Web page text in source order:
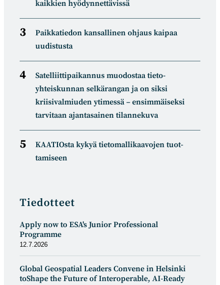
kaikkien hyödynnettävissä
Paikkatiedon kansallinen ohjaus kaipaa
uudistusta
Satelliitti­paikannus muodostaa tieto­
yhteiskunnan selkä­rangan ja on siksi
kriisivalmiuden ytimessä – ensimmäiseksi
tarvitaan ajantasainen tilannekuva
KAATIOsta kykyä tietomal­likaa­vojen tuot­
tamiseen
Tiedotteet
Apply now to ESA's Junior Professional
Programme
12.7.2026
Global Geospatial Leaders Convene in Helsinki
toShape the Future of Interoperable, AI-Ready